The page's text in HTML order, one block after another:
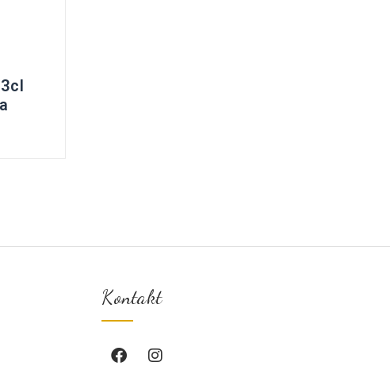
Kontakt